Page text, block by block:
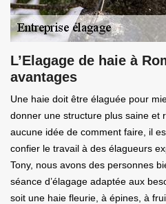
L’Elagage de haie à
avantages
Une haie doit être élaguée pour
donner une structure plus saine et
aucune idée de comment faire, il
confier le travail à des élagueurs
Tony, nous avons des personnes
séance d’élagage adaptée aux
soit une haie fleurie, à épines, à